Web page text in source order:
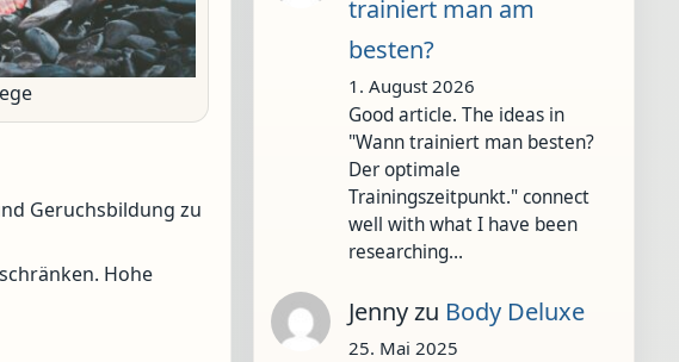
Geruchsbildung zu
Hohe
trainiert man am
besten?
1. August 2026
Good article. The ideas in
"Wann trainiert man besten?
Der optimale
Trainingszeitpunkt." connect
well with what I have been
researching…
Jennyzu Body Deluxe
25. Mai 2025